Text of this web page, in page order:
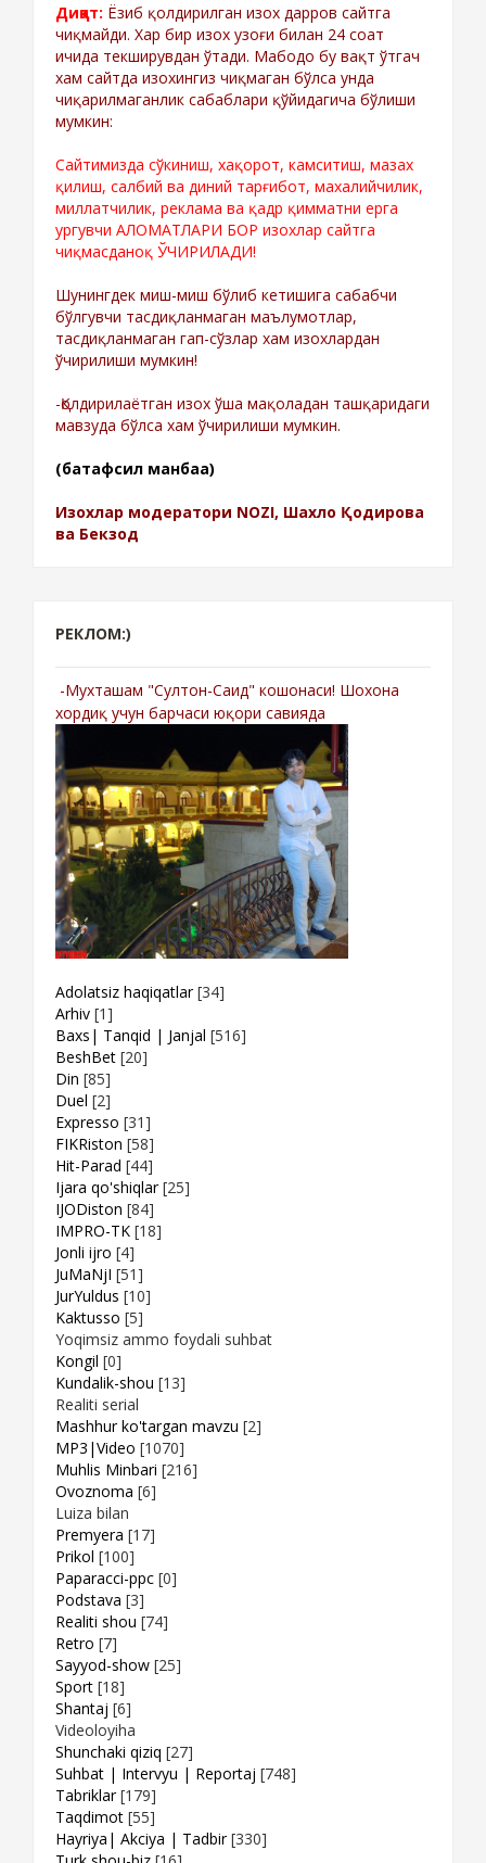
Диққат: Ёзиб қолдирилган изох дарров сайтга
чиқмайди. Хар бир изох узоғи билан 24 соат
ичида текширувдан ўтади. Мабодо бу вақт ўтгач
хам сайтда изохингиз чиқмаган бўлса унда
чиқарилмаганлик сабаблари қўйидагича бўлиши
мумкин:
Сайтимизда сўкиниш, хақорот, камситиш, мазах
қилиш, салбий ва диний тарғибот, махалийчилик,
миллатчилик, реклама ва қадр қимматни ерга
ургувчи АЛОМАТЛАРИ БОР изохлар сайтга
чиқмасданоқ ЎЧИРИЛАДИ!
Шунингдек миш-миш бўлиб кетишига сабабчи
бўлгувчи тасдиқланмаган маълумотлар,
тасдиқланмаган гап-сўзлар хам изохлардан
ўчирилиши мумкин!
-Қолдирилаётган изох ўша мақоладан ташқаридаги
мавзуда бўлса хам ўчирилиши мумкин.
(батафсил манбаа)
Изохлар модератори NOZI, Шахло Қодирова
ва Бекзод
РЕКЛОМ:)
-Мухташам "Султон-Саид" кошонаси! Шохона
хордиқ учун барчаси юқори савияда
Adolatsiz haqiqatlar [34]
Arhiv [1]
Baxs| Tanqid | Janjal [516]
BeshBet [20]
Din [85]
Duel [2]
Expresso [31]
FIKRiston [58]
Hit-Parad [44]
Ijara qo'shiqlar [25]
IJODiston [84]
IMPRO-TK [18]
Jonli ijro [4]
JuMaNjI [51]
JurYuldus [10]
Kaktusso [5]
Yoqimsiz ammo foydali suhbat
Kongil [0]
Kundalik-shou [13]
Realiti serial
Mashhur ko'targan mavzu [2]
MP3|Video [1070]
Muhlis Minbari [216]
Ovoznoma [6]
Luiza bilan
Premyera [17]
Prikol [100]
Paparacci-ppc [0]
Podstava [3]
Realiti shou [74]
Retro [7]
Sayyod-show [25]
Sport [18]
Shantaj [6]
Videoloyiha
Shunchaki qiziq [27]
Suhbat | Intervyu | Reportaj [748]
Tabriklar [179]
Taqdimot [55]
Hayriya| Akciya | Tadbir [330]